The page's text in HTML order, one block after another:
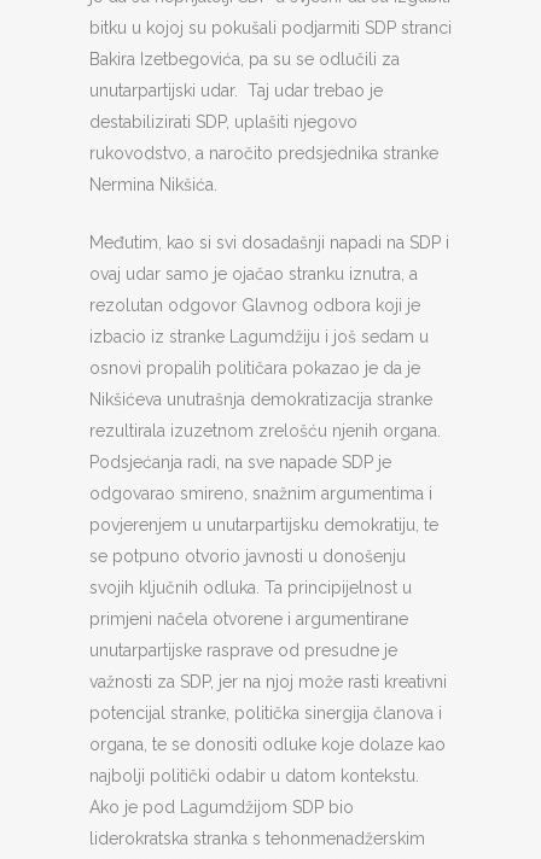
bitku u kojoj su pokušali podjarmiti SDP stranci
Bakira Izetbegovića, pa su se odlučili za
unutarpartijski udar. Taj udar trebao je
destabilizirati SDP, uplašiti njegovo
rukovodstvo, a naročito predsjednika stranke
Nermina Nikšića.
Međutim, kao si svi dosadašnji napadi na SDP i
ovaj udar samo je ojačao stranku iznutra, a
rezolutan odgovor Glavnog odbora koji je
izbacio iz stranke Lagumdžiju i još sedam u
osnovi propalih političara pokazao je da je
Nikšićeva unutrašnja demokratizacija stranke
rezultirala izuzetnom zrelošću njenih organa.
Podsjećanja radi, na sve napade SDP je
odgovarao smireno, snažnim argumentima i
povjerenjem u unutarpartijsku demokratiju, te
se potpuno otvorio javnosti u donošenju
svojih ključnih odluka. Ta principijelnost u
primjeni načela otvorene i argumentirane
unutarpartijske rasprave od presudne je
važnosti za SDP, jer na njoj može rasti kreativni
potencijal stranke, politička sinergija članova i
organa, te se donositi odluke koje dolaze kao
najbolji politički odabir u datom kontekstu.
Ako je pod Lagumdžijom SDP bio
liderokratska stranka s tehonmenadžerskim